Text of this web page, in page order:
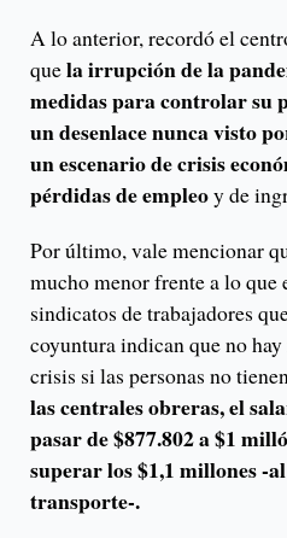
A lo anterior, recordó el
quela irrupción de la
medidas para controlar su
un desenlace nunca visto
un escenario de crisis
pérdidas de empleoy de
Por último, vale mencionar
mucho menor frente a lo que
sindicatos de trabajadores
coyuntura indican que no
crisis si las personas no
las centrales obreras, el
pasar de $877.802 a $1
superar los $1,1 millones -
transporte-.